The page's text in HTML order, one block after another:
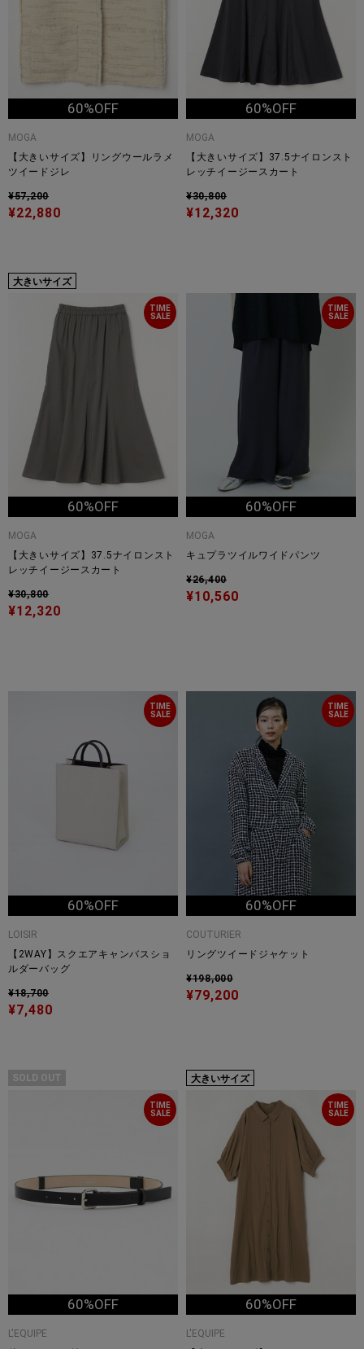
60%OFF
MOGA
【大きいサイズ】リングウールラメ
ツイードジレ
¥57,200
¥22,880
60%OFF
MOGA
【大きいサイズ】37.5ナイロンスト
レッチイージースカート
¥30,800
¥12,320
大きいサイズ
TIME
SALE
60%OFF
MOGA
【大きいサイズ】37.5ナイロンスト
レッチイージースカート
¥30,800
¥12,320
TIME
SALE
60%OFF
MOGA
キュプラツイルワイドパンツ
¥26,400
¥10,560
TIME
SALE
60%OFF
LOISIR
【2WAY】スクエアキャンバスショ
ルダーバッグ
¥18,700
¥7,480
TIME
SALE
60%OFF
COUTURIER
リングツイードジャケット
¥198,000
¥79,200
SOLD OUT
TIME
SALE
60%OFF
L'EQUIPE
大きいサイズ
TIME
SALE
60%OFF
L'EQUIPE